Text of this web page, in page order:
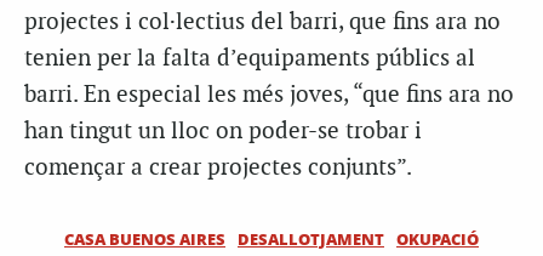
projectes i col·lectius del barri, que fins ara no
tenien per la falta d’equipaments públics al
barri. En especial les més joves, “que fins ara no
han tingut un lloc on poder-se trobar i
començar a crear projectes conjunts”.
CASA BUENOS AIRES DESALLOTJAMENT OKUPACIÓ